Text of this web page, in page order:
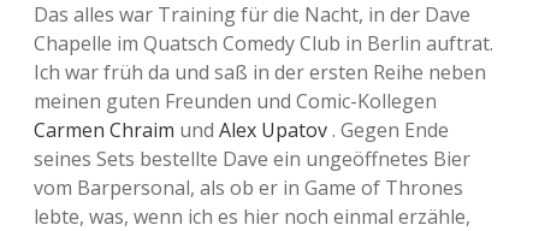
Das alles war Training für die Nacht, in der Dave
Chapelle im Quatsch Comedy Club in Berlin auftrat.
Ich war früh da und saß in der ersten Reihe neben
meinen guten Freunden und Comic-Kollegen
Carmen Chraim und Alex Upatov. Gegen Ende
seines Sets bestellte Dave ein ungeöffnetes Bier
vom Barpersonal, als ob er in Game of Thrones
lebte, was, wenn ich es hier noch einmal erzähle,